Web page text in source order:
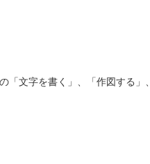
文字を書く」、「作図する」、